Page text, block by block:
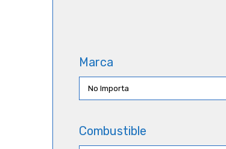
Marca
Combustible